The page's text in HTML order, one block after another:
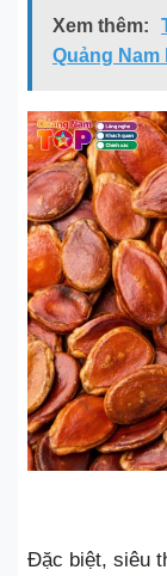
Xem thêm:
Quảng
Đặc biệt, siêu